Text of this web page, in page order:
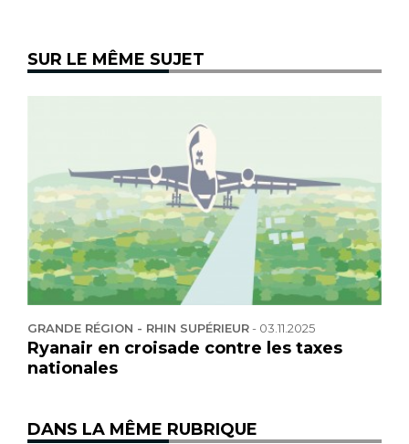
SUR LE MÊME SUJET
GRANDE RÉGION - RHIN SUPÉRIEUR- 03.11.2025
Ryanair en croisade contre les taxes
nationales
DANS LA MÊME RUBRIQUE